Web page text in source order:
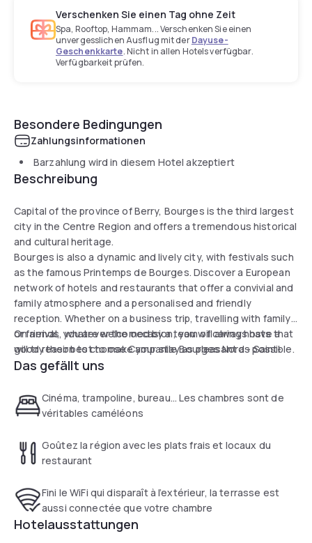
Verschenken Sie einen Tag ohne Zeit
Spa, Rooftop, Hammam... Verschenken Sie einen
unvergesslichen Ausflug mit derDayuse-
Geschenkkarte. Nicht in allen Hotels verfügbar.
Verfügbarkeit prüfen.
Besondere Bedingungen
Zahlungsinformationen
Barzahlung wird in diesem Hotel akzeptiert
Beschreibung
Capital of the province of Berry, Bourges is the third largest
city in the Centre Region and offers a tremendous historical
and cultural heritage.
Bourges is also a dynamic and lively city, with festivals such
as the famous Printemps de Bourges. Discover a European
network of hotels and restaurants that offer a convivial and
family atmosphere and a personalised and friendly
reception. Whether on a business trip, travelling with family
or friends, whatever the occasion, you will always have a
good reason to choose Campanile Bourges Nord - Saint-
Doulchard.
On arrival, you are welcomed by a team of caring hosts that
will try their best to make your stay as pleasant as possible.
Das gefällt uns
Cinéma, trampoline, bureau… Les chambres sont de
véritables caméléons
Goûtez la région avec les plats frais et locaux du
restaurant
Fini le WiFi qui disparaît à l’extérieur, la terrasse est
aussi connectée que votre chambre
Hotelausstattungen